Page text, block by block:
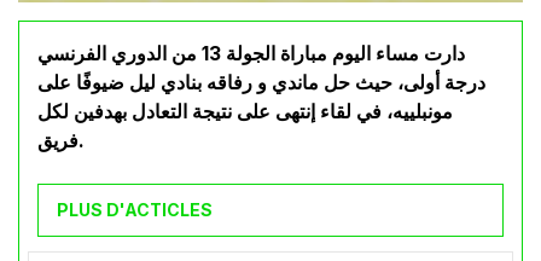
دارت مساء اليوم مباراة الجولة 13 من الدوري الفرنسي
درجة أولى، حيث حل ماندي و رفاقه بنادي ليل ضيوفًا على
مونبلييه، في لقاء إنتهى على نتيجة التعادل بهدفين لكل
فريق.
PLUS D'ACTICLES